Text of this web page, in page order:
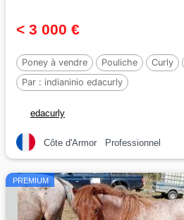
< 3 000 €
Poney à vendre Pouliche Curly
Par : indianinio edacurly
edacurly
Côte d'Armor Professionnel
PREMIUM